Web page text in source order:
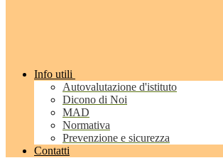
Info utili
Autovalutazione d'istituto
Dicono di Noi
MAD
Normativa
Prevenzione e sicurezza
Contatti